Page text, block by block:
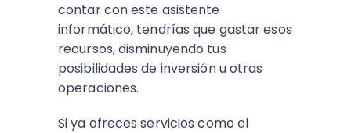
contar con este asistente
informático, tendrías que gastar esos
recursos, disminuyendo tus
posibilidades de inversión u otras
operaciones.
Si ya ofreces servicios como el